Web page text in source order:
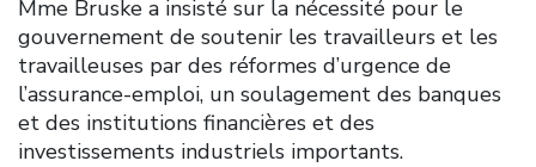
Mme Bruske a insisté sur la nécessité pour le
gouvernement de soutenir les travailleurs et les
travailleuses par des réformes d’urgence de
l’assurance-emploi, un soulagement des banques
et des institutions financières et des
investissements industriels importants.